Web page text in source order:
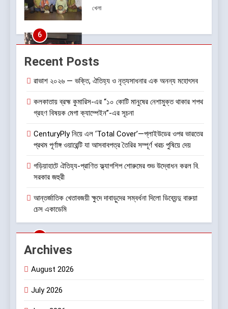
রং শিল্পের নজর ভবিষ্যৎমুখী প্রবৃদ্ধিতে
বাণিজ্য ও শেয়ারবাজার
7
অভিযান শুরু করতে চলেছে শঙ্কর জ্যোতি
8
জেনুইন নয় এমন আইএসআই চিহ্নযুক্ত
নিকেতন, 83 আনন্দপল্লী 47, গড়িয়া
মেইন রোড, মহামায়াতলা, সোনারপুর,
দক্ষিণ 24 পরগনা-700084-তে BIS-
খবর প্লাস
1
নৃত্যসাধনার এক অনন্য মহোৎসব
Recent Posts
রাভাশ ২০২৬ — ভক্তি, ঐতিহ্য ও নৃত্যসাধনার এক অনন্য মহোৎসব
কলকাতায় ব্রহ্ম কুমারিস-এর “১০ কোটি মানুষের নেশামুক্ত থাকার শপথ
গ্রহণ বিষয়ক মেগা ক্যাম্পেইন”-এর সূচনা
CenturyPly নিয়ে এল ‘Total Cover’—প্লাইউডের ওপর ভারতের
প্রথম পূর্ণাঙ্গ ওয়ারেন্টি যা আসবাবপত্র তৈরির সম্পূর্ণ খরচ পুষিয়ে দেয়
গড়িয়াহাটে ঐতিহ্য-প্রাণিত ফ্ল্যাগশিপ শোরুমের শুভ উদ্বোধন করল বি.
সরকার জহুরী
আন্তর্জাতিক খেতাবজয়ী ক্ষুদে দাবাড়ুদের সম্বর্ধনা দিলো ডিব্যেন্দু বারুয়া
চেস একাডেমি
Archives
August 2026
July 2026